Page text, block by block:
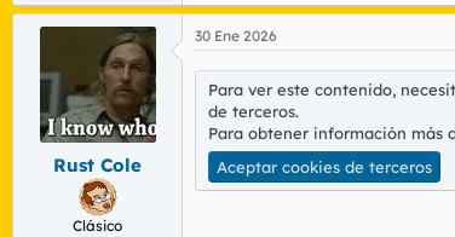
Rust Cole
Clásico
30 Ene 2026
Para ver este contenido,
de terceros.
Para obtener información más
Aceptar cookies de terceros